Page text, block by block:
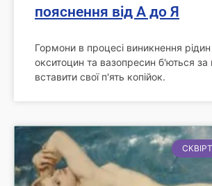
пояснення від А до Я
Гормони в процесі виникнення рідин
окситоцин та вазопресин б'ються за
вставити свої п'ять копійок.